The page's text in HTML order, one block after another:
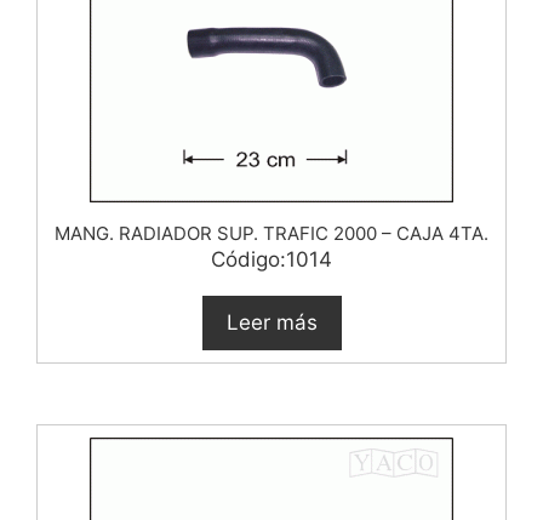
MANG. RADIADOR SUP. TRAFIC 2000 – CAJA 4TA.
Código:1014
Leer más